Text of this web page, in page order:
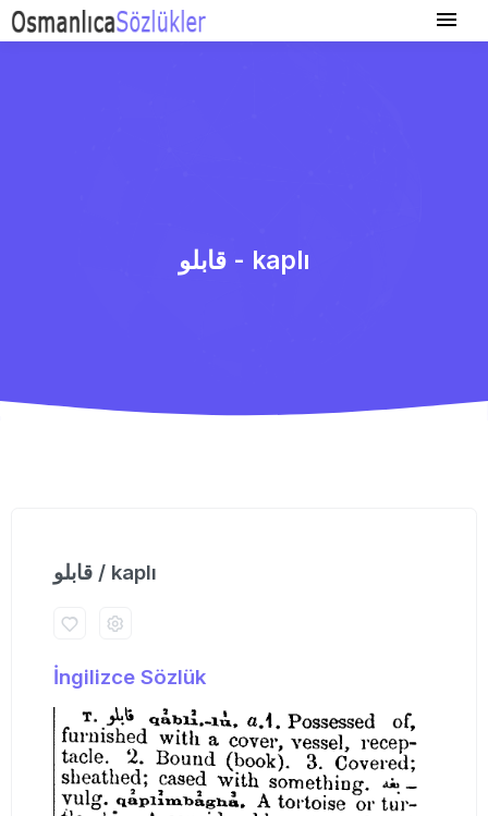
قابلو - kaplı
قابلو / kaplı
İngilizce Sözlük